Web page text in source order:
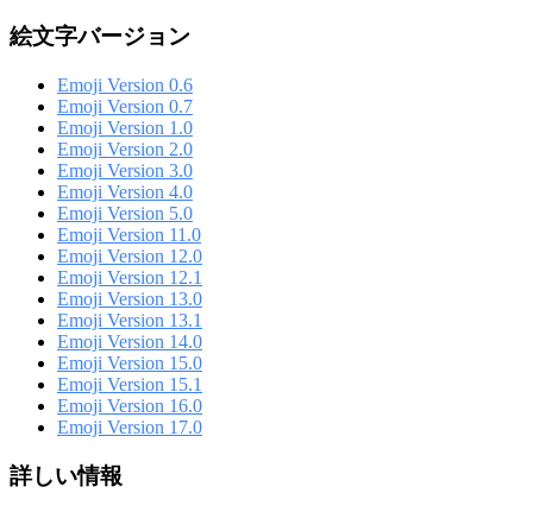
絵文字バージョン
Emoji Version 0.6
Emoji Version 0.7
Emoji Version 1.0
Emoji Version 2.0
Emoji Version 3.0
Emoji Version 4.0
Emoji Version 5.0
Emoji Version 11.0
Emoji Version 12.0
Emoji Version 12.1
Emoji Version 13.0
Emoji Version 13.1
Emoji Version 14.0
Emoji Version 15.0
Emoji Version 15.1
Emoji Version 16.0
Emoji Version 17.0
詳しい情報